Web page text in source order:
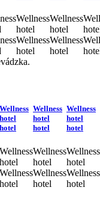
Wellness
hotel
Wellness
hotel
Wellness
hotel
Wellness
hotel
Wellness
hotel
hotel
Wellness
hotel
Wellness
hotel
Wellness
hotel
hotel
Wellness
hotel
Wellness
hotel
Wellness
hotel
hotel
Wellness
hotel
Wellness
hotel